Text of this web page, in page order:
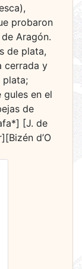
probaron
Aragón.
de plata,
cerrada y
plata;
en el
de
[J. de
d’O